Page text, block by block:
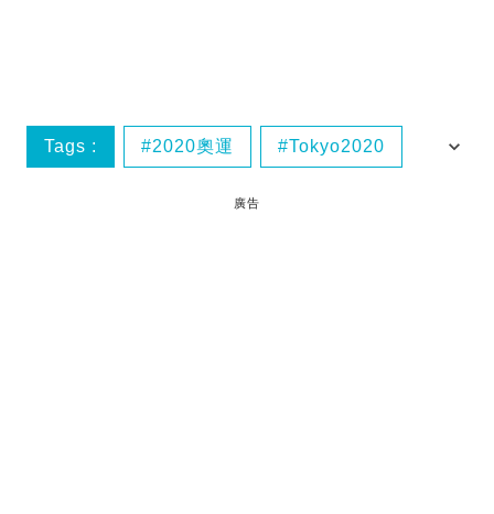
Tags : 2020奧運 Tokyo2020
廣告